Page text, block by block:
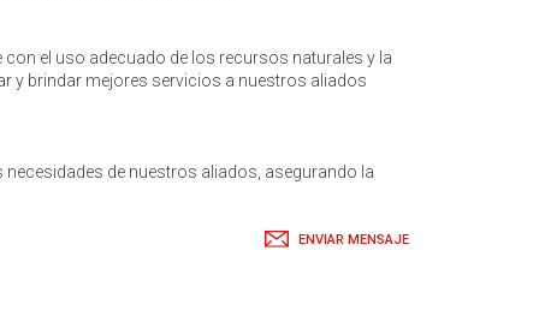
el uso adecuado de los recursos naturales y la
y brindar mejores servicios a nuestros aliados
de nuestros aliados, asegurando la
ENVIAR MENSAJE